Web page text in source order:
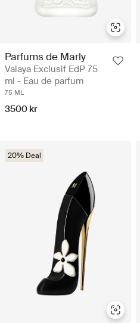
Parfums de Marly
Valaya Exclusif EdP 75
ml - Eau de parfum
75 ML
3500 kr
20% Deal